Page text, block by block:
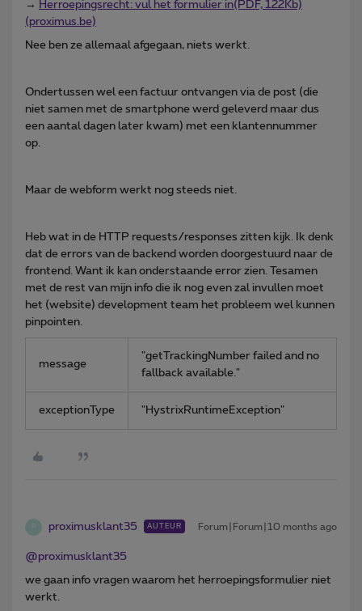
→ Herroepingsrecht: vul het formulier in(PDF, 122Kb)
(proximus.be)
Nee ben ze allemaal afgegaan, niets werkt.
Ondertussen wel een factuur ontvangen via de post (die
niet samen met de smartphone werd geleverd maar dus
een aantal dagen later kwam) met een klantennummer
op.
Maar de webform werkt nog steeds niet.
Heb wat in de HTTP requests/responses zitten kijk. Ik denk
dat de errors van de backend worden doorgestuurd naar de
frontend. Want ik kan onderstaande error zien. Tesamen
met de rest van mijn info die ik nog even zal invullen moet
het (website) development team het probleem wel kunnen
pinpointen.
message
"getTrackingNumber failed and no
fallback available."
exceptionType "HystrixRuntimeException"
P proximusklant35 AUTEUR Forum|Forum|10 months ago
@proximusklant35
we gaan info vragen waarom het herroepingsformulier niet
werkt.